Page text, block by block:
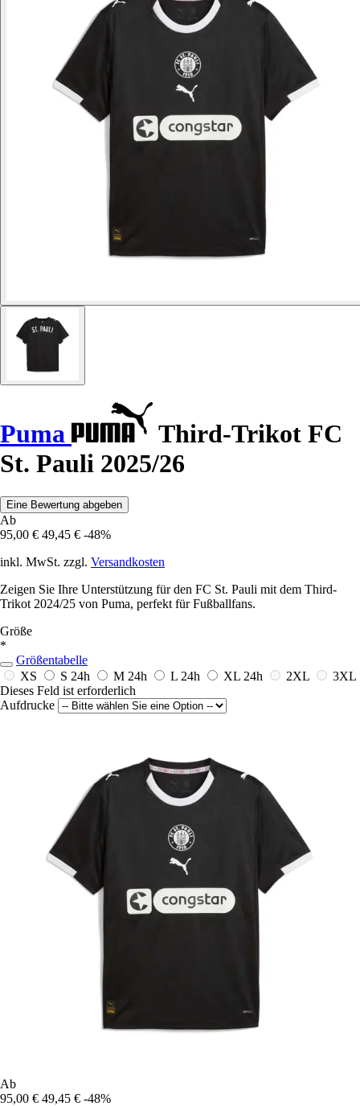
Puma
Third-Trikot FC
St. Pauli 2025/26
Eine Bewertung abgeben
Ab
95,00 € 49,45 € -48%
inkl. MwSt. zzgl. Versandkosten
Zeigen Sie Ihre Unterstützung für den FC St. Pauli mit dem Third-
Trikot 2024/25 von Puma, perfekt für Fußballfans.
Größe
*
Größentabelle
XS
S 24h M 24h L 24h XL 24h 2XL
3XL
Dieses Feld ist erforderlich
Aufdrucke
Ab
95,00 € 49,45 € -48%